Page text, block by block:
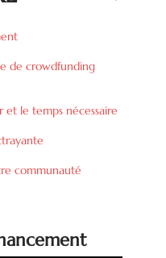
de crowdfunding
le temps nécessaire
communauté